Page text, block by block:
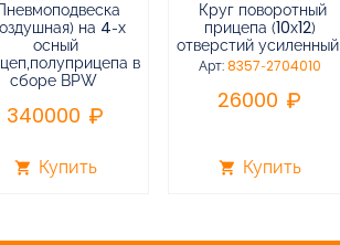
на 4-х
осный
в
сборе BPW
340000
shopping_cart Купить
Круг поворотный
прицепа (10х12)
отверстий усиленный
Арт:8357-2704010
26000
shopping_cart Купить